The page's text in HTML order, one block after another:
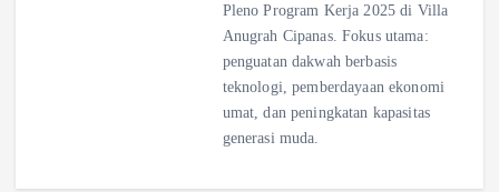
Pleno Program Kerja 2025 di Villa
Anugrah Cipanas. Fokus utama:
penguatan dakwah berbasis
teknologi, pemberdayaan ekonomi
umat, dan peningkatan kapasitas
generasi muda.